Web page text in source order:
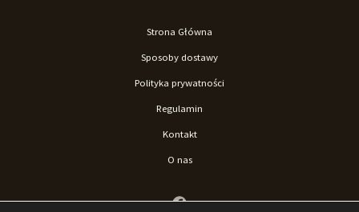
Strona Główna
Sposoby dostawy
Polityka prywatności
Regulamin
Kontakt
O nas